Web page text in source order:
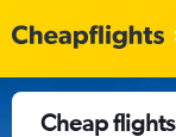
Cheap